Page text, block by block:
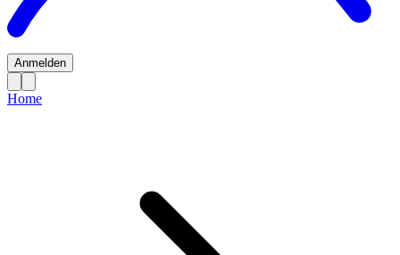
Anmelden
Home